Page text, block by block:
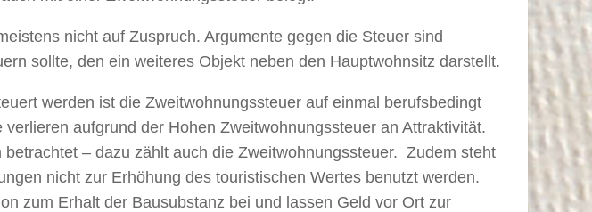
nicht auf Zuspruch. Argumente gegen die Steuer sind
sollte, den ein weiteres Objekt neben den Hauptwohnsitz darstellt.
werden ist die Zweitwohnungssteuer auf einmal berufsbedingt
aufgrund der Hohen Zweitwohnungssteuer an Attraktivität.
– dazu zählt auch die Zweitwohnungssteuer. Zudem steht
nicht zur Erhöhung des touristischen Wertes benutzt werden.
zum Erhalt der Bausubstanz bei und lassen Geld vor Ort zur